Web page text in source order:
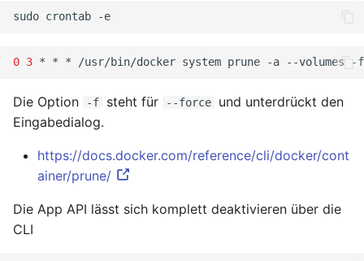
sudo crontab
0 3 * * * /usr/bin/docker system prune -a --volumes
Die Option -f steht für --force
und unterdrückt den
Eingabedialog.
https://docs.docker.com/reference/cli/docker/cont
ainer/prune/
Die App API lässt sich komplett deaktivieren über die
CLI